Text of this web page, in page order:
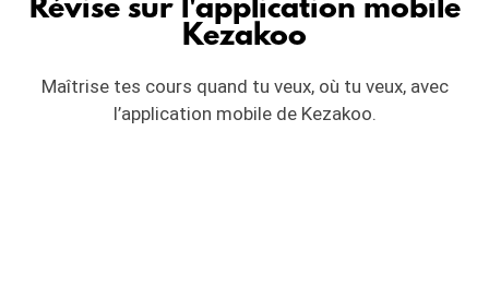
Révise sur l'application mobile
Kezakoo
Maîtrise tes cours quand tu veux, où tu veux, avec
l’application mobile de Kezakoo.